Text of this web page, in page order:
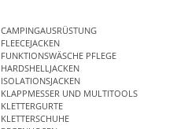
CAMPINGAUSRÜSTUNG
FLEECEJACKEN
FUNKTIONSWÄSCHE PFLEGE
HARDSHELLJACKEN
ISOLATIONSJACKEN
KLAPPMESSER UND MULTITOOLS
KLETTERGURTE
KLETTERSCHUHE